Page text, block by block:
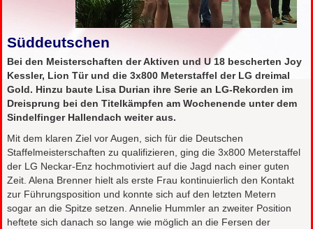
Süddeutschen
Bei den Meisterschaften der Aktiven und U 18 bescherten Joy
Kessler, Lion Tür und die 3x800 Meterstaffel der LG dreimal
Gold. Hinzu baute Lisa Durian ihre Serie an LG-Rekorden im
Dreisprung bei den Titelkämpfen am Wochenende unter dem
Sindelfinger Hallendach weiter aus.
Mit dem klaren Ziel vor Augen, sich für die Deutschen
Staffelmeisterschaften zu qualifizieren, ging die 3x800 Meterstaffel
der LG Neckar-Enz hochmotiviert auf die Jagd nach einer guten
Zeit. Alena Brenner hielt als erste Frau kontinuierlich den Kontakt
zur Führungsposition und konnte sich auf den letzten Metern
sogar an die Spitze setzen. Annelie Hummler an zweiter Position
heftete sich danach so lange wie möglich an die Fersen der